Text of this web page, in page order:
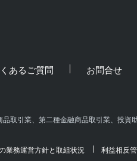
あるご質問 お問合せ
取引業、第二種金融商品取引業、投
業務運営方針と取組状況 利益相反